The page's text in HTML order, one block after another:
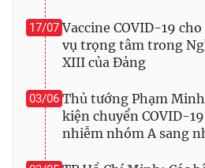
17/07 Vaccine COVID-19
vụ trọng tâm trong
XIII của Đảng
03/06 Thủ tướng Phạm
kiện chuyển COVID-
nhiễm nhóm A sang